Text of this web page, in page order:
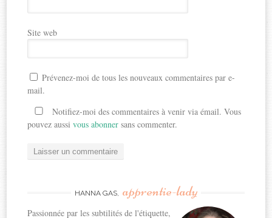
Site web
Prévenez-moi de tous les nouveaux commentaires par e-
mail.
Notifiez-moi des commentaires à venir via émail. Vous
pouvez aussivous abonner sans commenter.
HANNA GAS, apprentie-lady
Passionnée par les subtilités de l'étiquette,